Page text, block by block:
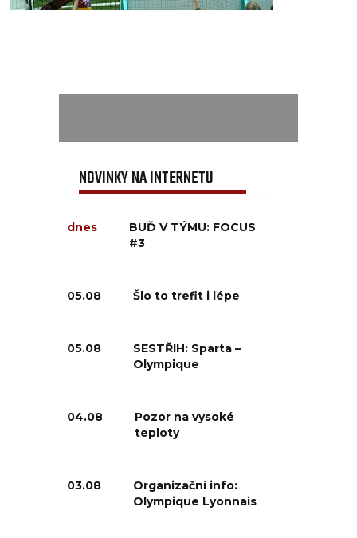
NOVINKY NA INTERNETU
dnes
BUĎ V TÝMU: FOCUS
#3
05.08 Šlo to trefit i lépe
05.08
SESTŘIH: Sparta –
Olympique
04.08
Pozor na vysoké
teploty
03.08
Organizační info:
Olympique Lyonnais